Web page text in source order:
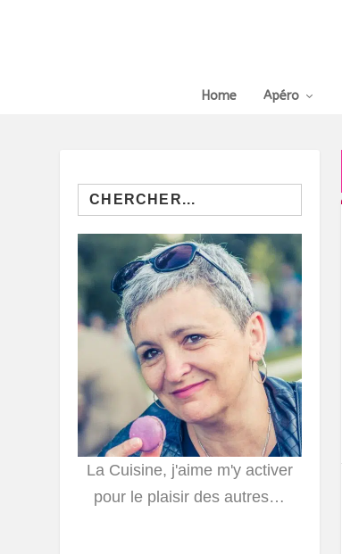
Home Apéro
Search
for:
La Cuisine, j'aime m'y activer
pour le plaisir des autres…